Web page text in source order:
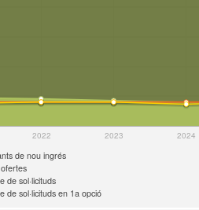
2022 2023 2024
de nou ingrés
de sol·licituds
de sol·licituds en 1a opció